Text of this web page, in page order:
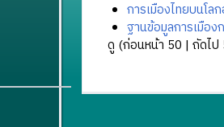
การเมืองไทยบนโล
ฐานข้อมูลการเมือ
ดู (ก่อนหน้า 50 | ถัดไป